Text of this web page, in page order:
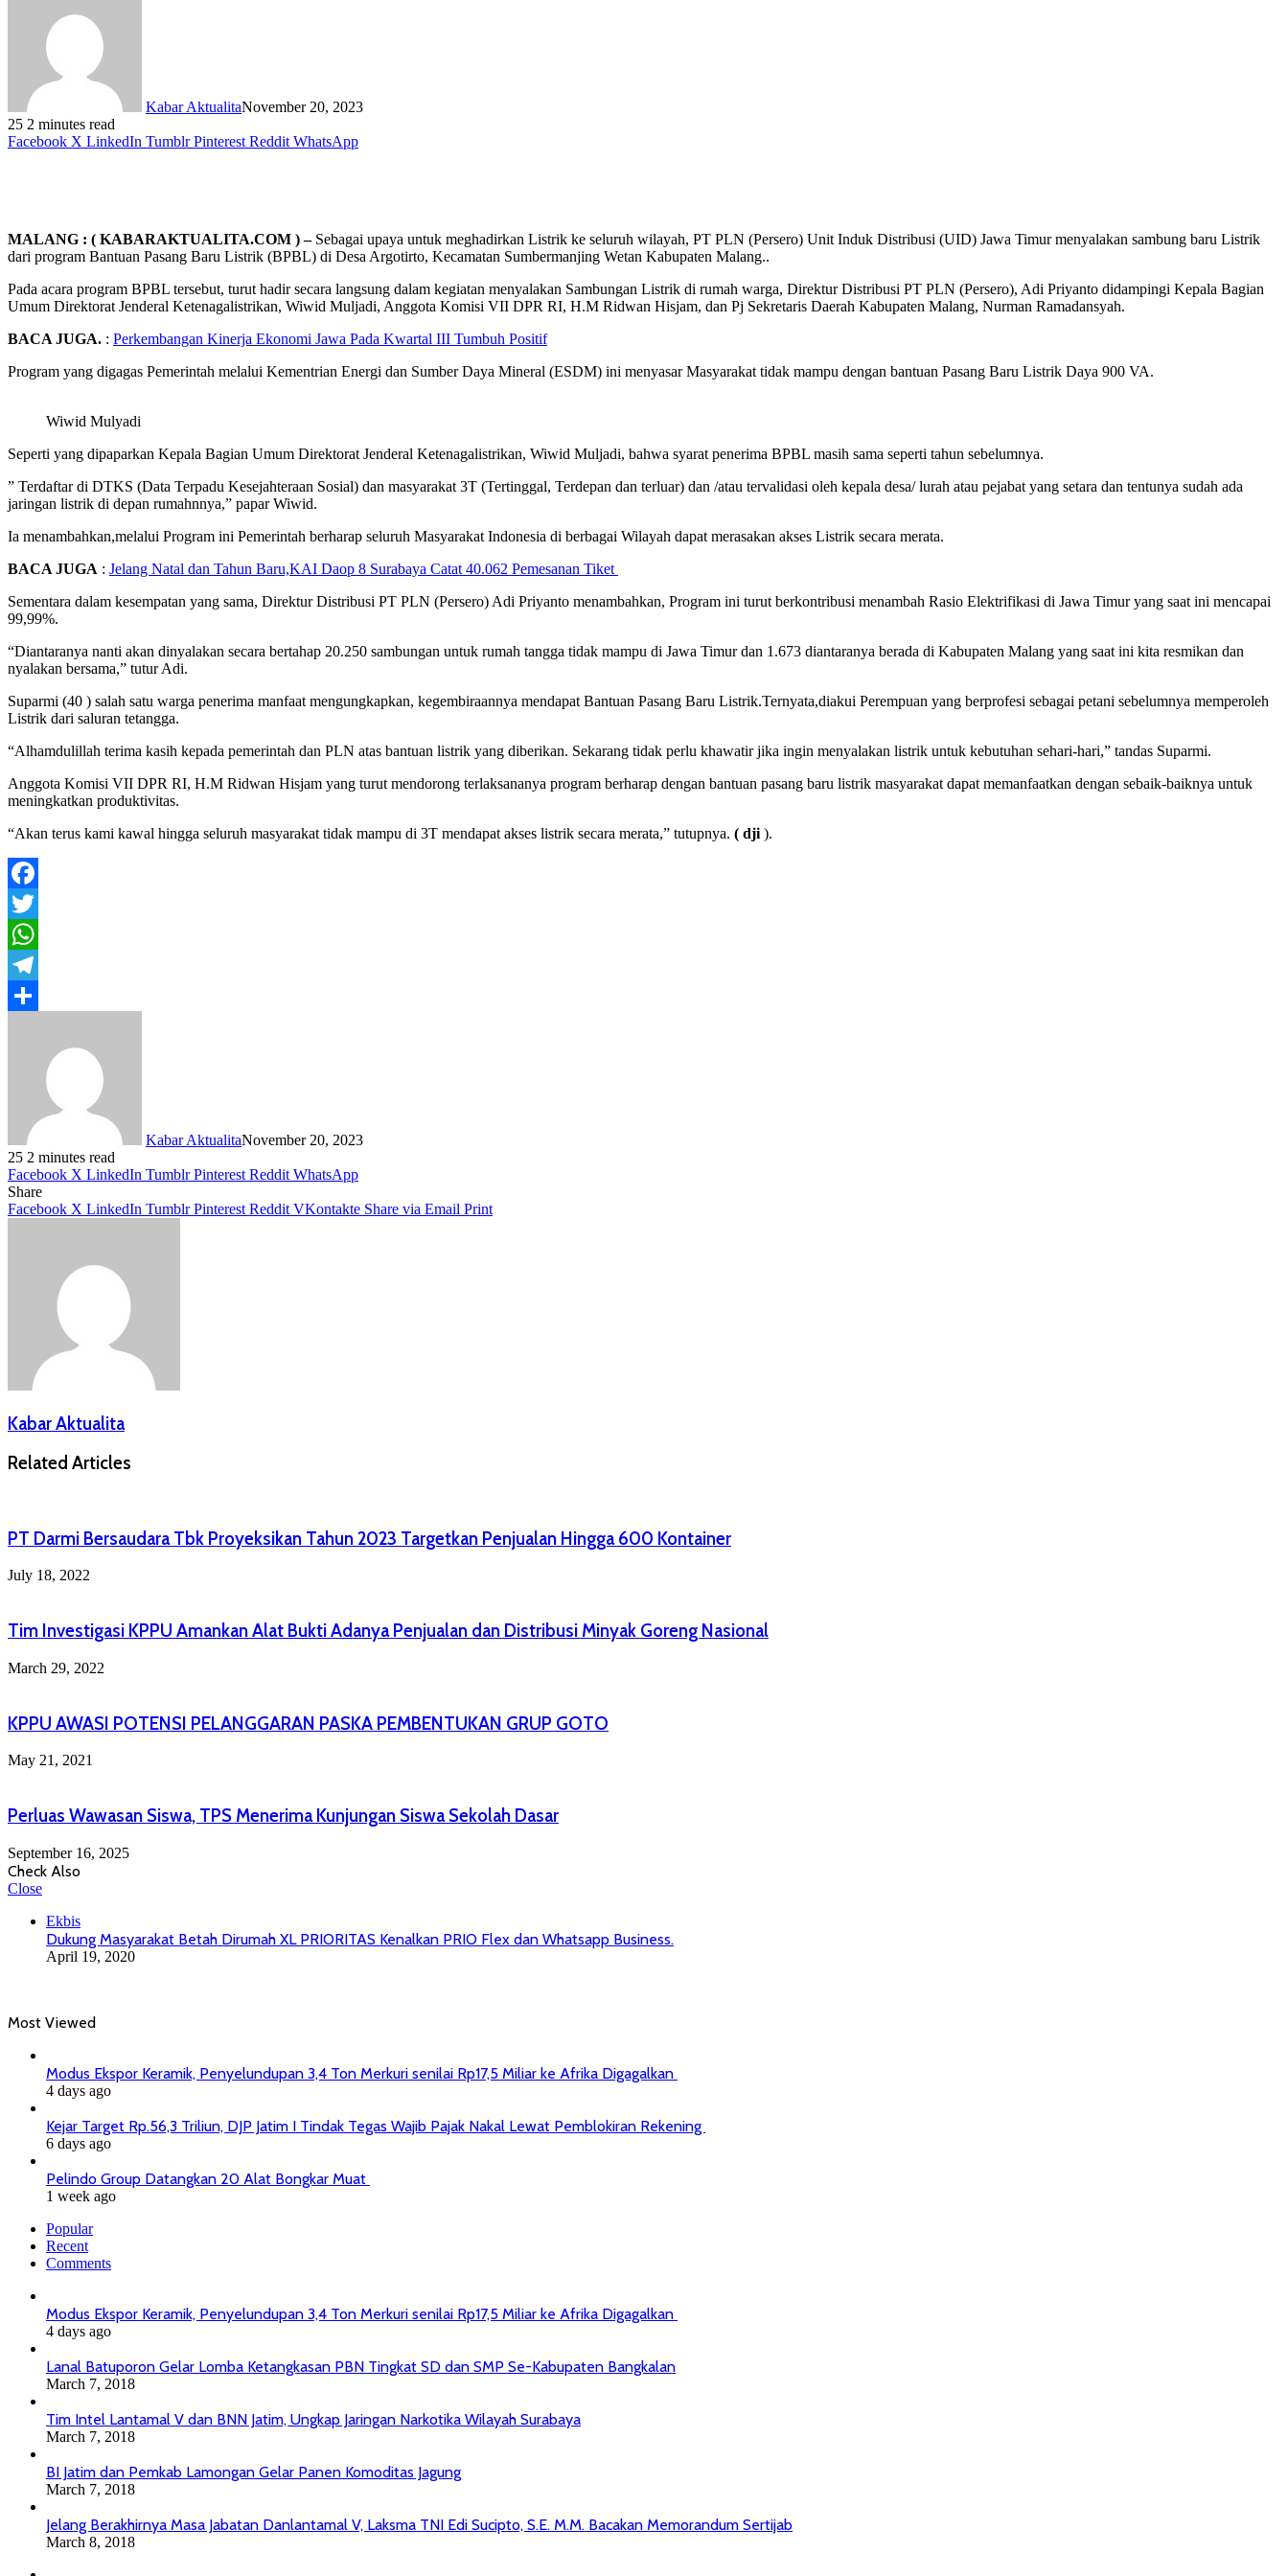
Kabar AktualitaNovember 20, 2023
25 2 minutes read
Facebook X LinkedIn Tumblr Pinterest Reddit WhatsApp
MALANG : ( KABARAKTUALITA.COM ) –Sebagai upaya untuk meghadirkan Listrik ke seluruh wilayah, PT PLN (Persero) Unit Induk Distribusi (UID) Jawa Timur menyalakan sambung baru Listrik
dari program Bantuan Pasang Baru Listrik (BPBL) di Desa Argotirto, Kecamatan Sumbermanjing Wetan Kabupaten Malang..
Pada acara program BPBL tersebut, turut hadir secara langsung dalam kegiatan menyalakan Sambungan Listrik di rumah warga, Direktur Distribusi PT PLN (Persero), Adi Priyanto didampingi Kepala Bagian
Umum Direktorat Jenderal Ketenagalistrikan, Wiwid Muljadi, Anggota Komisi VII DPR RI, H.M Ridwan Hisjam, dan Pj Sekretaris Daerah Kabupaten Malang, Nurman Ramadansyah.
BACA JUGA. : Perkembangan Kinerja Ekonomi Jawa Pada Kwartal III Tumbuh Positif
Program yang digagas Pemerintah melalui Kementrian Energi dan Sumber Daya Mineral (ESDM) ini menyasar Masyarakat tidak mampu dengan bantuan Pasang Baru Listrik Daya 900 VA.
Wiwid Mulyadi
Seperti yang dipaparkan Kepala Bagian Umum Direktorat Jenderal Ketenagalistrikan, Wiwid Muljadi, bahwa syarat penerima BPBL masih sama seperti tahun sebelumnya.
” Terdaftar di DTKS (Data Terpadu Kesejahteraan Sosial) dan masyarakat 3T (Tertinggal, Terdepan dan terluar) dan /atau tervalidasi oleh kepala desa/ lurah atau pejabat yang setara dan tentunya sudah ada
jaringan listrik di depan rumahnnya,” papar Wiwid.
Ia menambahkan,melalui Program ini Pemerintah berharap seluruh Masyarakat Indonesia di berbagai Wilayah dapat merasakan akses Listrik secara merata.
BACA JUGA : Jelang Natal dan Tahun Baru,KAI Daop 8 Surabaya Catat 40.062 Pemesanan Tiket
Sementara dalam kesempatan yang sama, Direktur Distribusi PT PLN (Persero) Adi Priyanto menambahkan, Program ini turut berkontribusi menambah Rasio Elektrifikasi di Jawa Timur yang saat ini mencapai
99,99%.
“Diantaranya nanti akan dinyalakan secara bertahap 20.250 sambungan untuk rumah tangga tidak mampu di Jawa Timur dan 1.673 diantaranya berada di Kabupaten Malang yang saat ini kita resmikan dan
nyalakan bersama,” tutur Adi.
Suparmi (40 ) salah satu warga penerima manfaat mengungkapkan, kegembiraannya mendapat Bantuan Pasang Baru Listrik.Ternyata,diakui Perempuan yang berprofesi sebagai petani sebelumnya memperoleh
Listrik dari saluran tetangga.
“Alhamdulillah terima kasih kepada pemerintah dan PLN atas bantuan listrik yang diberikan. Sekarang tidak perlu khawatir jika ingin menyalakan listrik untuk kebutuhan sehari-hari,” tandas Suparmi.
Anggota Komisi VII DPR RI, H.M Ridwan Hisjam yang turut mendorong terlaksananya program berharap dengan bantuan pasang baru listrik masyarakat dapat memanfaatkan dengan sebaik-baiknya untuk
meningkatkan produktivitas.
“Akan terus kami kawal hingga seluruh masyarakat tidak mampu di 3T mendapat akses listrik secara merata,” tutupnya. ( dji ).
Facebook
Twitter
WhatsApp
Telegram
Kabar AktualitaNovember 20, 2023
25 2 minutes read
Facebook X LinkedIn Tumblr Pinterest Reddit WhatsApp
Share
Facebook X LinkedIn Tumblr Pinterest Reddit VKontakte Share via Email Print
Kabar Aktualita
Related Articles
PT Darmi Bersaudara Tbk Proyeksikan Tahun 2023 Targetkan Penjualan Hingga 600 Kontainer
July 18, 2022
Tim Investigasi KPPU Amankan Alat Bukti Adanya Penjualan dan Distribusi Minyak Goreng Nasional
March 29, 2022
KPPU AWASI POTENSI PELANGGARAN PASKA PEMBENTUKAN GRUP GOTO
May 21, 2021
Perluas Wawasan Siswa, TPS Menerima Kunjungan Siswa Sekolah Dasar
September 16, 2025
Check Also
Close
Ekbis
Dukung Masyarakat Betah Dirumah XL PRIORITAS Kenalkan PRIO Flex dan Whatsapp Business.
April 19, 2020
Most Viewed
Modus Ekspor Keramik, Penyelundupan 3,4 Ton Merkuri senilai Rp17,5 Miliar ke Afrika Digagalkan
4 days ago
Kejar Target Rp.56,3 Triliun, DJP Jatim I Tindak Tegas Wajib Pajak Nakal Lewat Pemblokiran Rekening
6 days ago
Pelindo Group Datangkan 20 Alat Bongkar Muat
1 week ago
Popular
Recent
Comments
Modus Ekspor Keramik, Penyelundupan 3,4 Ton Merkuri senilai Rp17,5 Miliar ke Afrika Digagalkan
4 days ago
Lanal Batuporon Gelar Lomba Ketangkasan PBN Tingkat SD dan SMP Se-Kabupaten Bangkalan
March 7, 2018
Tim Intel Lantamal V dan BNN Jatim, Ungkap Jaringan Narkotika Wilayah Surabaya
March 7, 2018
BI Jatim dan Pemkab Lamongan Gelar Panen Komoditas Jagung
March 7, 2018
Jelang Berakhirnya Masa Jabatan Danlantamal V, Laksma TNI Edi Sucipto, S.E. M.M. Bacakan Memorandum Sertijab
March 8, 2018